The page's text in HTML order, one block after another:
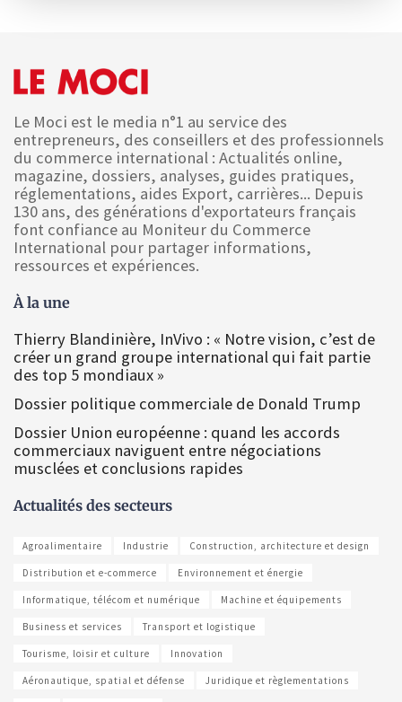
Le Moci est le media n°1 au service des
entrepreneurs, des conseillers et des professionnels
du commerce international : Actualités online,
magazine, dossiers, analyses, guides pratiques,
réglementations, aides Export, carrières... Depuis
130 ans, des générations d'exportateurs français
font confiance au Moniteur du Commerce
International pour partager informations,
ressources et expériences.
À la une
Thierry Blandinière, InVivo : « Notre vision, c’est de
créer un grand groupe international qui fait partie
des top 5 mondiaux »
Dossier politique commerciale de Donald Trump
Dossier Union européenne : quand les accords
commerciaux naviguent entre négociations
musclées et conclusions rapides
Actualités des secteurs
Agroalimentaire Industrie Construction, architecture et design
Distribution et e-commerce Environnement et énergie
Informatique, télécom et numérique Machine et équipements
Business et services Transport et logistique
Tourisme, loisir et culture Innovation
Aéronautique, spatial et défense Juridique et règlementations